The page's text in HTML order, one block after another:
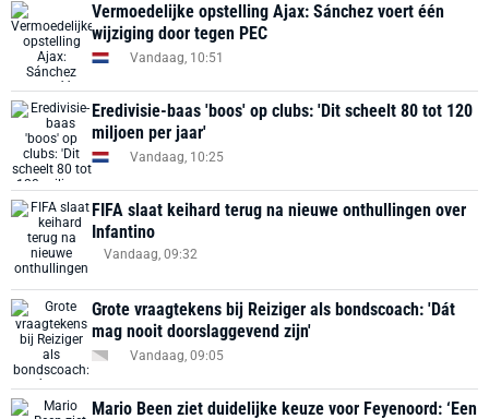
Vermoedelijke opstelling Ajax: Sánchez voert één
wijziging door tegen PEC
Vandaag, 10:51
Eredivisie-baas 'boos' op clubs: 'Dit scheelt 80 tot 120
miljoen per jaar'
Vandaag, 10:25
FIFA slaat keihard terug na nieuwe onthullingen over
Infantino
Vandaag, 09:32
Grote vraagtekens bij Reiziger als bondscoach: 'Dát
mag nooit doorslaggevend zijn'
Vandaag, 09:05
Mario Been ziet duidelijke keuze voor Feyenoord: ‘Een